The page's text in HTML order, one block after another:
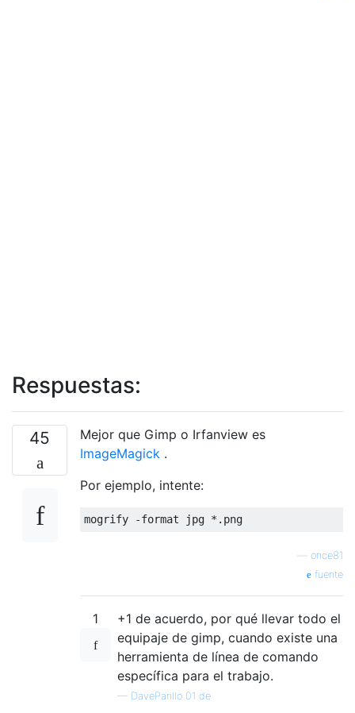
Respuestas:
45
Mejor que Gimp o Irfanview es
ImageMagick .
Por ejemplo, intente:
once81
fuente
1
+1 de acuerdo, por qué llevar todo el
equipaje de gimp, cuando existe una
herramienta de línea de comando
específica para el trabajo.
— DaveParillo 01 de